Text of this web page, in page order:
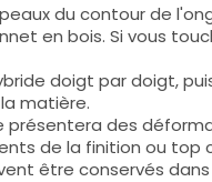
du contour de
en bois. Si vous
doigt par doigt,
matière.
des
de la finition ou top
être conservés